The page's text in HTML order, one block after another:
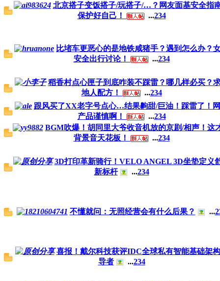
北京搭子变饭搭子/玩搭子/…？网友面基安全指
保护好自己！
...234
比堵车更恶心的是地铁咸猪手？遇到怎么办？
安全出行讨论！
...234
稻香村点心匣子到底咋装不踩雷？哪几样必买？
地人配方！
...234
跟风买了XX老字号点心…结果齁甜/巨油！踩雷了！
产品谨慎啊！
...234
BGM吹爆！胡同里大爷收音机放的京剧/相声！这
背景音天花板！
...234
3D打印革新骑行！VELO ANGEL 3D坐垫定义
新标杆
...234
不懂就问：无照经营会有什么后果？ ...2
喜报！戴尔科技获评IDC全球私有智能基础架
导者
...234